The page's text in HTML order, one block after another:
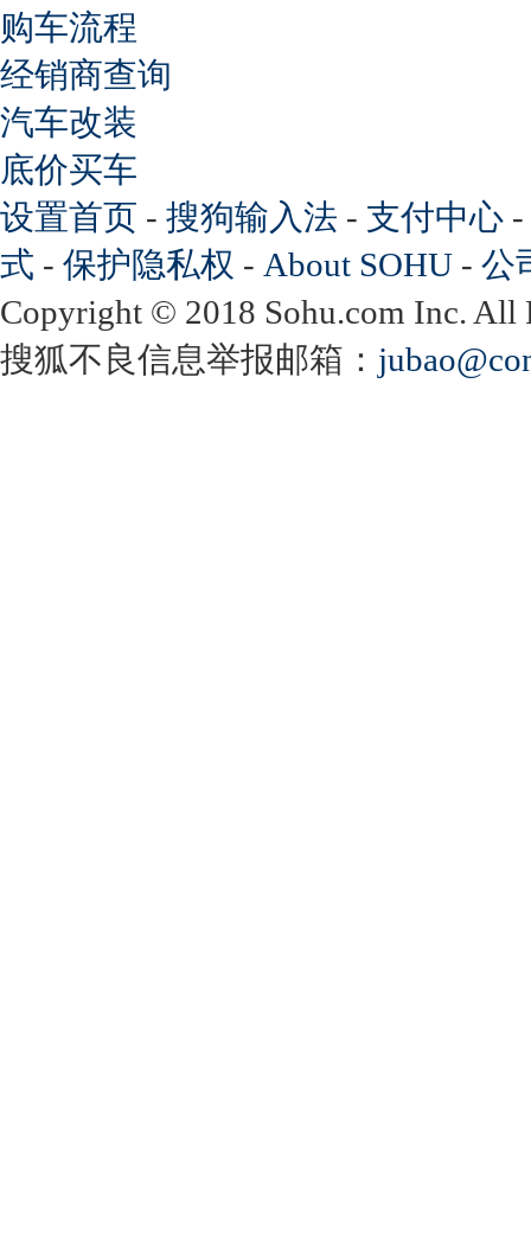
购车流程
经销商查询
汽车改装
底价买车
设置首页 - 搜狗输入法 - 支付中心 -
式 - 保护隐私权 - About SOHU - 公
Copyright © 2018 Sohu.com Inc.
搜狐不良信息举报邮箱：